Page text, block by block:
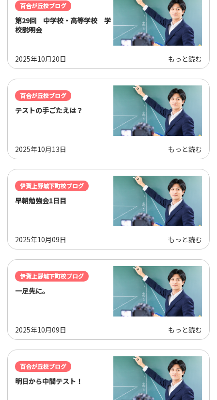
百合が丘校ブログ
第29回 中学校・高等学校 学
校説明会
2025年10月20日 もっと読む
百合が丘校ブログ
テストの手ごたえは？
2025年10月13日 もっと読む
伊賀上野城下町校ブログ
早朝勉強会1日目
2025年10月09日 もっと読む
伊賀上野城下町校ブログ
一足先に。
2025年10月09日 もっと読む
百合が丘校ブログ
明日から中間テスト！